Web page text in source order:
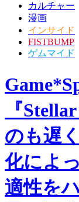
カルチャー
漫画
インサイド
FISTBUMP
ゲムマイド
『
のも遅
化によ
適性を